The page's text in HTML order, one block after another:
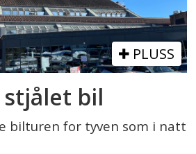
PLUSS
stjålet bil
bilturen for tyven som i natt